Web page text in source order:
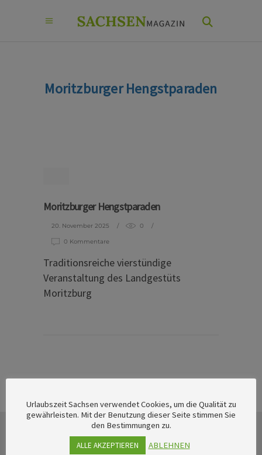
Moritzburger Hengstparaden
Moritzburger Hengstparaden
20. November 2025 0
0 Kommentare
Traditionsreiche vierstündige
Veranstaltung des Landgestüts
Moritzburg
Urlaubszeit Sachsen verwendet Cookies, um die Qualität zu
gewährleisten. Mit der Benutzung dieser Seite stimmen Sie
den Bestimmungen zu.
ALLE AKZEPTIEREN
ABLEHNEN